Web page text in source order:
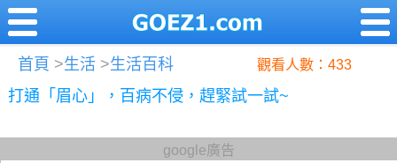
首頁 >生活 >生活百科 觀看人數：433
打通「眉心」，百病不侵，趕緊試一試~
google廣告